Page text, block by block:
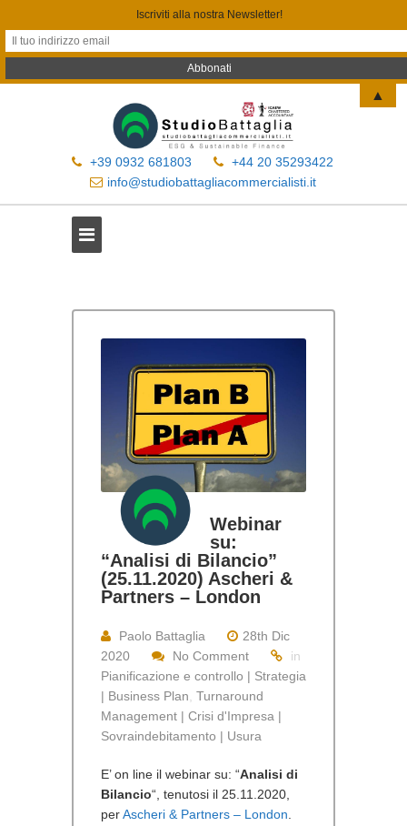
+39 0932 681803
+44 20 35293422
info@studiobattagliacommercialisti.it
Webinar
su:
“Analisi di Bilancio”
(25.11.2020) Ascheri &
Partners – London
Paolo Battaglia
28th Dic
2020
No Comment
in
Pianificazione e controllo | Strategia
| Business Plan, Turnaround
Management | Crisi d'Impresa |
Sovraindebitamento | Usura
E’ on line il webinar su: “Analisi di
Bilancio“, tenutosi il 25.11.2020,
perAscheri & Partners – London.
Iscriviti alla nostra Newsletter!
▲